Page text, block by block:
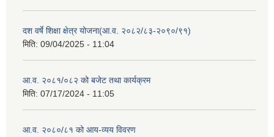
दश वर्षे शिक्षा क्षेत्र योजना(आ.व. २०८२/८३-२०९०/९१)
मिति: 09/04/2025 - 11:04
आ.व. २०८१/०८२ को बजेट तथा कार्यक्रम
मिति: 07/17/2024 - 11:05
आ.व. २०८०/८१ को आय-व्यय विवरण